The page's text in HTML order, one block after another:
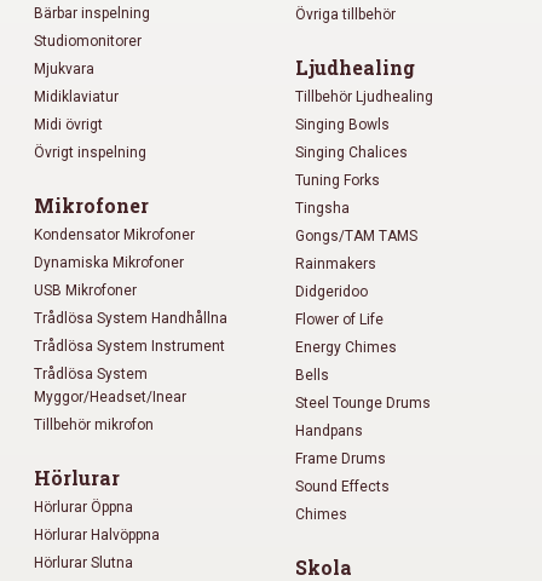
Bärbar inspelning
Studiomonitorer
Mjukvara
Midiklaviatur
Midi övrigt
Övrigt inspelning
Mikrofoner
Kondensator Mikrofoner
Dynamiska Mikrofoner
USB Mikrofoner
Trådlösa System Handhållna
Trådlösa System Instrument
Trådlösa System
Myggor/Headset/Inear
Tillbehör mikrofon
Hörlurar
Hörlurar Öppna
Hörlurar Halvöppna
Hörlurar Slutna
Övriga tillbehör
Ljudhealing
Tillbehör Ljudhealing
Singing Bowls
Singing Chalices
Tuning Forks
Tingsha
Gongs/TAM TAMS
Rainmakers
Didgeridoo
Flower of Life
Energy Chimes
Bells
Steel Tounge Drums
Handpans
Frame Drums
Sound Effects
Chimes
Skola